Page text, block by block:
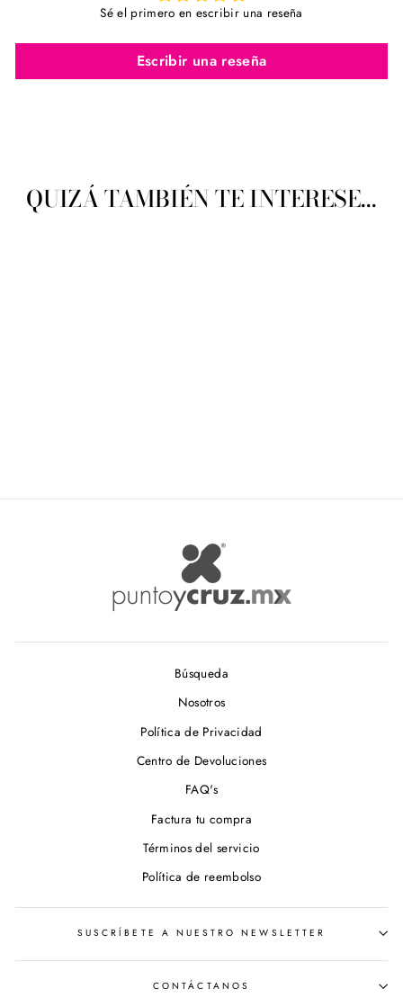
Sé el primero en escribir una reseña
Escribir una reseña
QUIZÁ TAMBIÉN TE INTERESE...
Búsqueda
Nosotros
Política de Privacidad
Centro de Devoluciones
FAQ's
Factura tu compra
Términos del servicio
Política de reembolso
SUSCRÍBETE A NUESTRO NEWSLETTER
CONTÁCTANOS